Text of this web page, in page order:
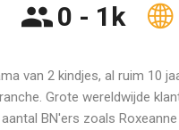
0 - 1k
van 2 kindjes, al ruim 10
Grote wereldwijde
BN'ers zoals